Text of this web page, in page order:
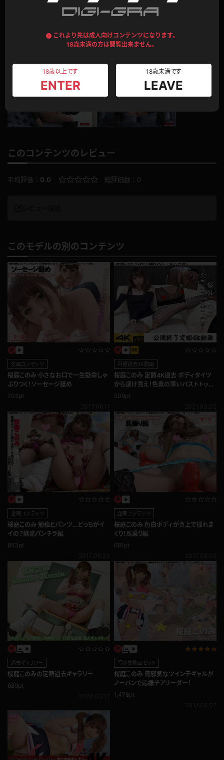
これより先は成人向けコンテンツになります。
18歳未満の方は閲覧出来ません。
18歳以上です
ENTER
18歳未満です
LEAVE
このコンテンツのレビュー
平均評価： 0.0 総評価数： 0
このモデルの別のコンテンツ
企画コンテンツ
桜庭このみ 小さなお口で一生懸命しゃ
ぶりつく！ソーセージ舐め
702pt
月額過去4K動画
桜庭このみ 定額4K過去 ボディタイツ
から透け見え！色素の薄いバストトップ
♪
509pt
企画コンテンツ
桜庭このみ 勉強とパンツ…どっちがイ
イの？挑発パンチラ編
853pt
企画コンテンツ
桜庭このみ 色白ボディが真上で揺れま
くり！馬乗り編
681pt
過去ギャラリー
桜庭このみの定額過去ギャラリー
689pt
写真集動画セット
桜庭このみ 無邪気なツインテギャルが
ノーパンで応援チアリーダー！
1,478pt